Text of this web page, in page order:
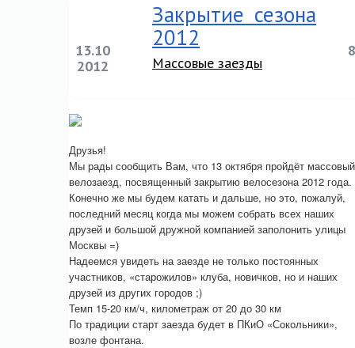
13.10
2012
Закрытие сезона
2012
Массовые заезды
8
Друзья!
Мы рады сообщить Вам, что 13 октября пройдёт массовый
велозаезд, посвященный закрытию велосезона 2012 года.
Конечно же мы будем катать и дальше, но это, пожалуй,
последний месяц когда мы можем собрать всех наших
друзей и большой дружной компанией заполонить улицы
Москвы =)
Надеемся увидеть на заезде не только постоянных
участников, «старожилов» клуба, новичков, но и наших
друзей из других городов ;)
Темп 15-20 км/ч, километраж от 20 до 30 км
По традиции старт заезда будет в ПКиО «Сокольники»,
возле фонтана.